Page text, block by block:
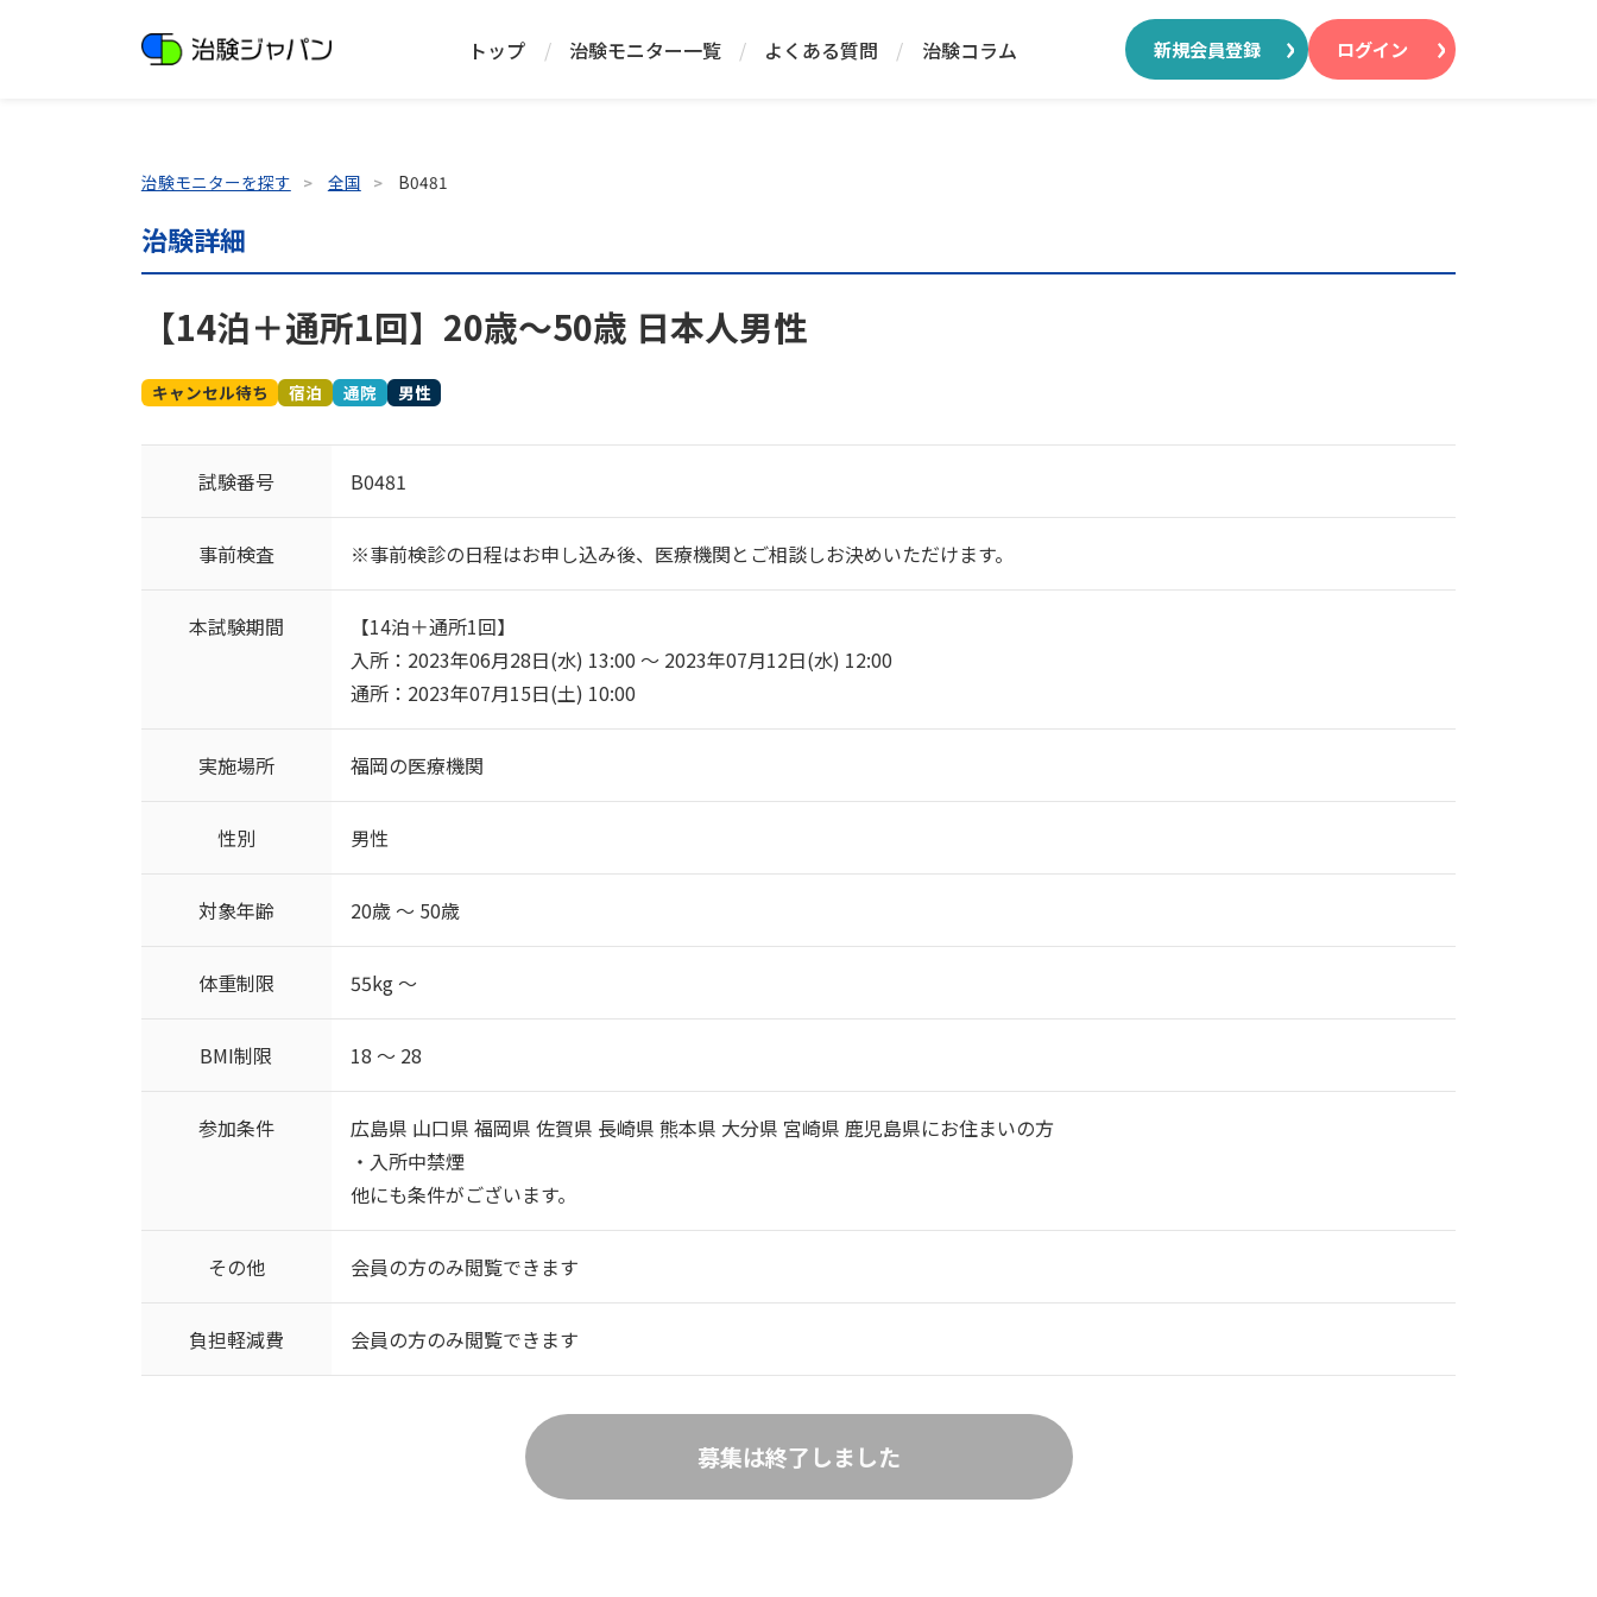
トップ / 治験モニター一覧 / よくある質問 / 治験コラム 新規会員登録 ログイン
治験モニターを探す 全国 B0481
治験詳細
【14泊＋通所1回】20歳～50歳 日本人男性
キャンセル待ち 宿泊 通院 男性
試験番号 B0481
事前検査 ※事前検診の日程はお申し込み後、医療機関とご相談しお決めいただけます。
本試験期間
【14泊＋通所1回】
入所：2023年06月28日(水) 13:00 ～ 2023年07月12日(水) 12:00
通所：2023年07月15日(土) 10:00
実施場所 福岡の医療機関
性別 男性
対象年齢 20歳 ～ 50歳
体重制限 55kg ～
BMI制限 18 ～ 28
参加条件
広島県 山口県 福岡県 佐賀県 長崎県 熊本県 大分県 宮崎県 鹿児島県にお住まいの方
・入所中禁煙
他にも条件がございます。
その他 会員の方のみ閲覧できます
負担軽減費 会員の方のみ閲覧できます
募集は終了しました